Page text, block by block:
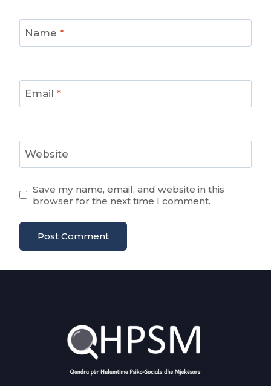
Name *
Email *
Website
Save my name, email, and website in this
browser for the next time I comment.